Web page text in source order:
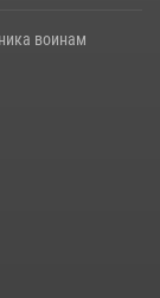
воинам